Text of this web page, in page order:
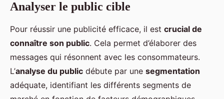
Analyser le public cible
Pour réussir une publicité efficace, il est crucial de
connaître son public. Cela permet d’élaborer des
messages qui résonnent avec les consommateurs.
L’analyse du public débute par une segmentation
adéquate, identifiant les différents segments de